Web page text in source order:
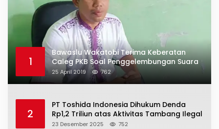
1
Bawaslu Wakatobi Terima Keberatan
Caleg PKB Soal Penggelembungan Suara
25 April 2019 762
2
PT Toshida Indonesia Dihukum Denda
Rp1,2 Triliun atas Aktivitas Tambang Ilegal
23 Desember 2025 752